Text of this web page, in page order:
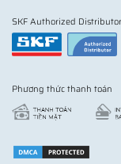
SKF Authorized Distributor
Phương thức thanh toán